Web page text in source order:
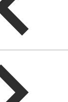
products